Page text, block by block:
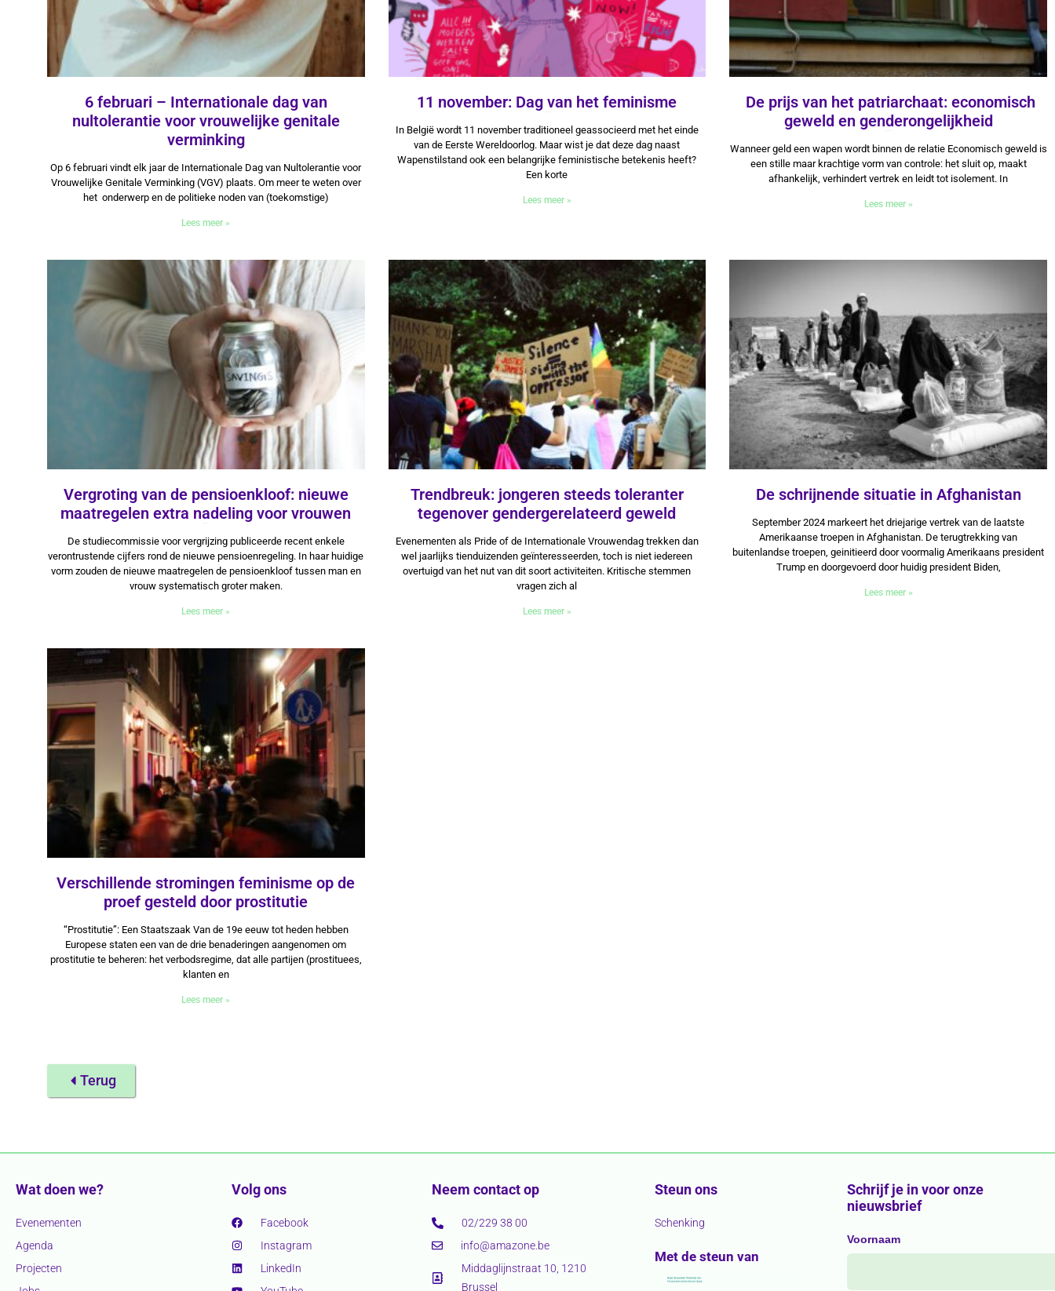
6 februari – Internationale dag van
nultolerantie voor vrouwelijke genitale
verminking
Op 6 februari vindt elk jaar de Internationale Dag van Nultolerantie voor
Vrouwelijke Genitale Verminking (VGV) plaats. Om meer te weten over
het onderwerp en de politieke noden van (toekomstige)
Lees meer »
11 november: Dag van het feminisme
In België wordt 11 november traditioneel geassocieerd met het einde
van de Eerste Wereldoorlog. Maar wist je dat deze dag naast
Wapenstilstand ook een belangrijke feministische betekenis heeft?
Een korte
Lees meer »
De prijs van het patriarchaat: economisch
geweld en genderongelijkheid
Wanneer geld een wapen wordt binnen de relatie Economisch geweld is
een stille maar krachtige vorm van controle: het sluit op, maakt
afhankelijk, verhindert vertrek en leidt tot isolement. In
Lees meer »
Vergroting van de pensioenkloof: nieuwe
maatregelen extra nadeling voor vrouwen
De studiecommissie voor vergrijzing publiceerde recent enkele
verontrustende cijfers rond de nieuwe pensioenregeling. In haar huidige
vorm zouden de nieuwe maatregelen de pensioenkloof tussen man en
vrouw systematisch groter maken.
Lees meer »
Trendbreuk: jongeren steeds toleranter
tegenover gendergerelateerd geweld
Evenementen als Pride of de Internationale Vrouwendag trekken dan
wel jaarlijks tienduizenden geïnteresseerden, toch is niet iedereen
overtuigd van het nut van dit soort activiteiten. Kritische stemmen
vragen zich al
Lees meer »
De schrijnende situatie in Afghanistan
September 2024 markeert het driejarige vertrek van de laatste
Amerikaanse troepen in Afghanistan. De terugtrekking van
buitenlandse troepen, geinitieerd door voormalig Amerikaans president
Trump en doorgevoerd door huidig president Biden,
Lees meer »
Verschillende stromingen feminisme op de
proef gesteld door prostitutie
“Prostitutie”: Een Staatszaak Van de 19e eeuw tot heden hebben
Europese staten een van de drie benaderingen aangenomen om
prostitutie te beheren: het verbodsregime, dat alle partijen (prostituees,
klanten en
Lees meer »
Terug
Wat doen we?
Evenementen
Agenda
Projecten
Volg ons
Facebook
Instagram
LinkedIn
Neem contact op
02/229 38 00
info@amazone.be
Middaglijnstraat 10, 1210
Brussel
Steun ons
Schenking
Met de steun van
Schrijf je in voor onze
nieuwsbrief
Voornaam